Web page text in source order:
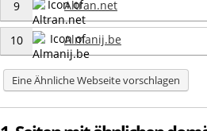
9 Altran.net
10 Almanij.be
Eine Ähnliche Webseite vorschlagen